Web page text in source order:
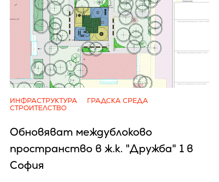
ИНФРАСТРУКТУРА
ГРАДСКА СРЕДА
СТРОИТЕЛСТВО
Обновяват междублоково
пространство в ж.к. "Дружба" 1 в
София